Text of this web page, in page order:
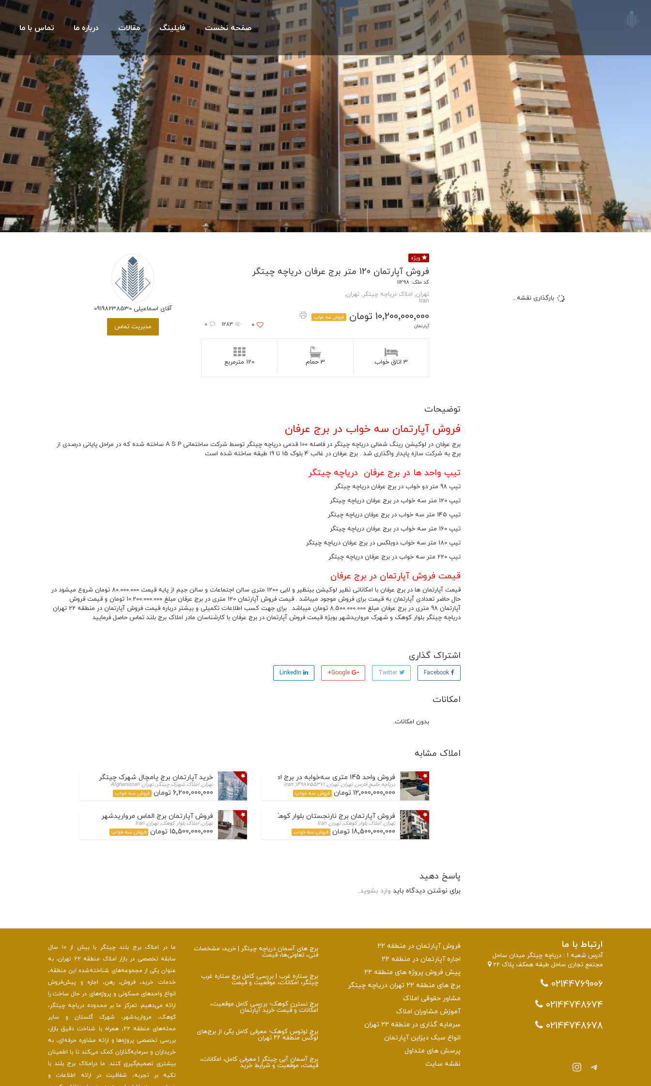
صفحه نخست فایلینگ مقالات درباره ما تماس با ما
بارگذاری نقشه...
ویژه
فروش آپارتمان 120 متر برج عرفان دریاچه چیتگر
کد ملک: 11298
تهران, املاک دریاچه چیتگر, تهران,
Iran
10٬200٬000٬000 تومان
فروش سه خواب
آپارتمان
1283
0 0
3 اتاق خواب 3 حمام 120 مترمربع
آقای اسماعیلی 09198238530
مدیریت تماس
توضیحات
فروش آپارتمان سه خواب در برج عرفان
برج عرفان در لوکیشن رینگ شمالی دریاچه چیتگر در فاصله 100 قدمی دریاچه چیتگر توسط شرکت ساختمانی A S P ساخته شده که در مراحل پایانی درصدی از
برج به شرکت سازه پایدار واگذاری شد . برج عرفان در غالب 4 بلوک 15 تا 19 طبقه ساخته شده است
تیپ واحد ها در برج عرفان دریاچه چیتگر
تیپ 98 متر دو خواب در برج عرفان دریاچه چیتگر
تیپ 120 متر سه خواب در برج عرفان دریاچه چیتگر
تیپ 145 متر سه خواب در برج عرفان دریاچه چیتگر
تیپ 160 متر سه خواب در برج عرفان دریاچه چیتگر
تیپ 180 متر سه خواب دوبلکس در برج عرفان دریاچه چیتگر
تیپ 220 متر سه خواب در برج عرفان دریاچه چیتگر
قیمت فروش آپارتمان در برج عرفان
قیمت آپارتمان ها در برج عرفان با امکاناتی نظیر لوکیشن بینظیر و لابی 1200 متری سالن اجتماعات و سالن جیم از پایه قیمت 80.000.000 تومان شروع میشود در
حال حاضر تعدادی آپارتمان به قیمت برای فروش موجود میباشد . قیمت فروش آپارتمان 120 متری در برج عرفان مبلغ 10.200.000.000 تومان و قیمت فروش
آپارتمان 98 متری در برج عرفان مبلغ 8.500.000.000 تومان میباشد . برای جهت کسب اطلاعات تکمیلی و بیشتر درباره قیمت فروش آپارتمان در منطقه 22 تهران
دریاچه چیتگر بلوار کوهک و شهرک مرواریدشهر بویژه قیمت فروش آپارتمان در برج عرفان با کارشناسان مادر املاک برج بلند تماس حاصل فرمایید
اشتراک گذاری
Facebook
Twitter
Google+
امکانات
بدون امکانات.
املاک مشابه
فروش واحد 145 متری سه‌خوابه در برج امین – دریاچه چیتگر
دریاچه خلیج فارس, تهران, تهران, 1498755371, Iran
12٬000٬000٬000 تومان فروش سه خواب
خرید آپارتمان برج پامچال شهرک چیتگر
تهران, املاک شهرک چیتگر, تهران, Afghanistan
6٬200٬000٬000 تومان فروش سه خواب
فروش آپارتمان برج نارنجستان بلوار کوهک
تهران, املاک بلوار کوهک, تهران, Iran
18٬500٬000٬000 تومان فروش سه خواب
فروش آپارتمان برج الماس مرواریدشهر
تهران, املاک بلوار کوهک, تهران, Iran
15٬500٬000٬000 تومان فروش سه خواب
پاسخ دهید
برای نوشتن دیدگاه باید وارد بشوید.
ارتباط با ما
آدرس شعبه 1 : دریاچه چیتگر میدان ساحل
مجتمع تجاری ساحل طبقه همکف پلاک 22
02144769006
02144748674
02144748678
تلگراماینستاگرم
فروش آپارتمان در منطقه 22
اجاره آپارتمان در منطقه 22
پیش فروش پروژه های منطقه 22
برج های منطقه 22 تهران دریاچه چیتگر
مشاور حقوقی املاک
آموزش مشاوران املاک
سرمایه گذاری در منطقه 22 تهران
انواع سبک دیزاین آپارتمان
پرسش های متداول
نقشه سایت
برج‌ های آسمان دریاچه چیتگر | خرید، مشخصات
فنی، تعاونی‌ها، قیمت
برج ستاره غرب | بررسی کامل برج ستاره غرب
چیتگر، امکانات، موقعیت و قیمت
برج نسترن کوهک؛ بررسی کامل موقعیت،
امکانات و قیمت خرید آپارتمان
برج لوتوس کوهک؛ معرفی کامل یکی از برج‌های
لوکس منطقه ۲۲ تهران
برج آسمان آبی چیتگر | معرفی کامل، امکانات،
قیمت، موقعیت و شرایط خرید
ما در املاک برج بلند چیتگر با بیش از ۱۰ سال
سابقه تخصصی در بازار املاک منطقه ۲۲ تهران، به
عنوان یکی از مجموعه‌های شناخته‌شده این منطقه،
خدمات خرید، فروش، رهن، اجاره و پیش‌فروش
انواع واحدهای مسکونی و پروژه‌های در حال ساخت را
ارائه می‌دهیم. تمرکز ما بر محدوده دریاچه چیتگر،
کوهک، مرواریدشهر، شهرک گلستان و سایر
محله‌های منطقه ۲۲، همراه با شناخت دقیق بازار،
بررسی تخصصی پروژه‌ها و ارائه مشاوره حرفه‌ای، به
خریداران و سرمایه‌گذاران کمک می‌کند تا با اطمینان
بیشتری تصمیم‌گیری کنند. ما دراملاک برج بلند با
تکیه بر تجربه، شفافیت در ارائه اطلاعات و